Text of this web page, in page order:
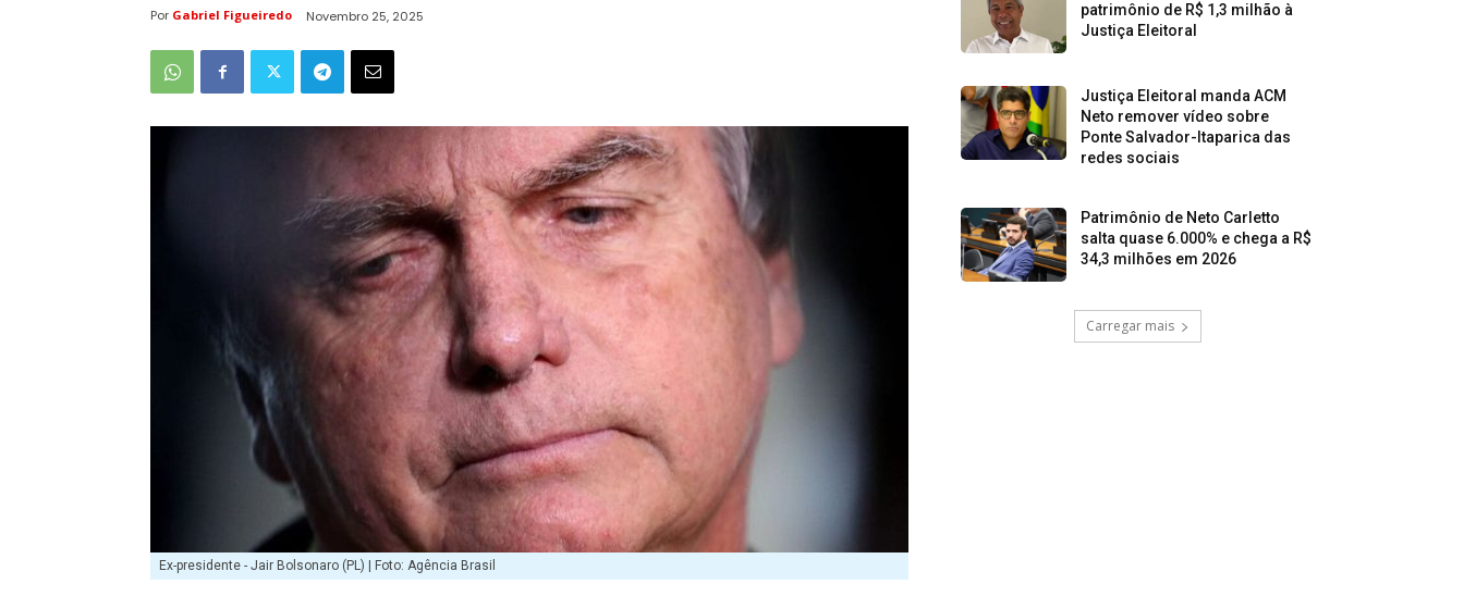
Por Gabriel Figueiredo Novembro 25, 2025
Ex-presidente - Jair Bolsonaro (PL) | Foto: Agência Brasil
patrimônio de R$ 1,3 milhão à
Justiça Eleitoral
Justiça Eleitoral manda ACM
Neto remover vídeo sobre
Ponte Salvador-Itaparica das
redes sociais
Patrimônio de Neto Carletto
salta quase 6.000% e chega a R$
34,3 milhões em 2026
Carregar mais